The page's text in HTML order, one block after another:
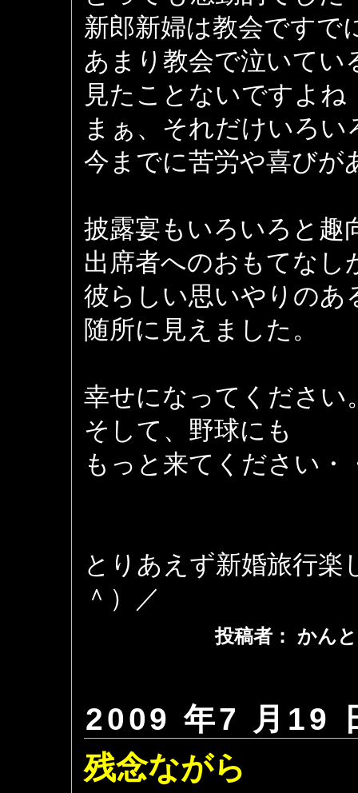
新郎新婦は教会ですで
あまり教会で泣いてい
見たことないですよね
まぁ、それだけいろい
今までに苦労や喜びが
披露宴もいろいろと趣
出席者へのおもてなし
彼らしい思いやりのあ
随所に見えました。
幸せになってください
そして、野球にも
もっと来てください・
とりあえず新婚旅行
＾）／
投稿者： かん
2009 年7 月19
残念ながら